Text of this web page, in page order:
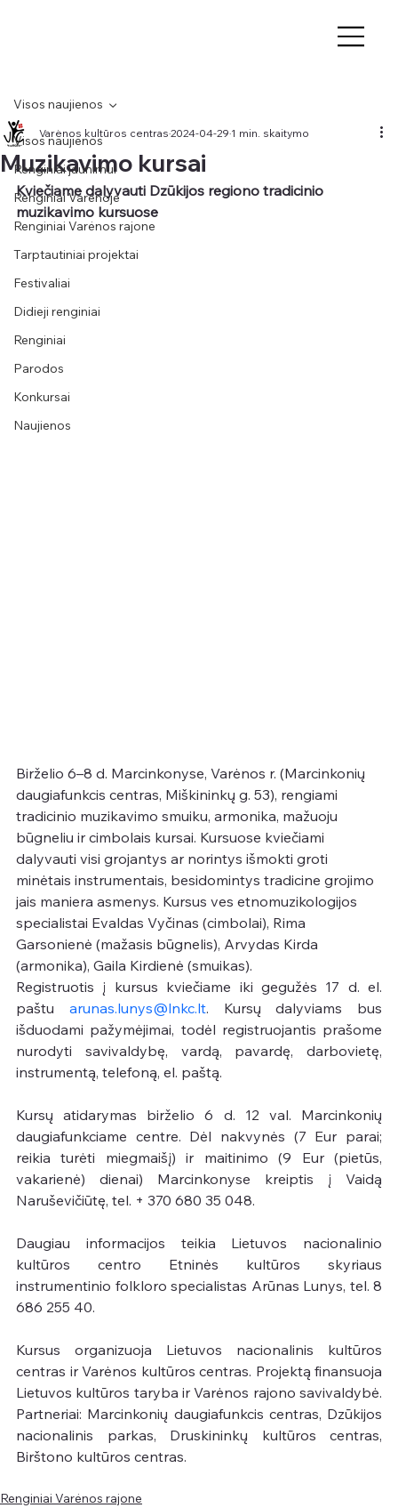
Visos naujienos
Renginiai jaunimui
Renginiai Varėnoje
Renginiai Varėnos rajone
Tarptautiniai projektai
Festivaliai
Didieji renginiai
Renginiai
Parodos
Konkursai
Naujienos
Visos naujienos
Muzikavimo kursai
Varėnos kultūros centras 2024-04-29 1 min. skaitymo
Kviečiame dalyvauti Dzūkijos regiono tradicinio
muzikavimo kursuose
Birželio 6–8 d. Marcinkonyse, Varėnos r. (Marcinkonių
daugiafunkcis centras, Miškininkų g. 53), rengiami
tradicinio muzikavimo smuiku, armonika, mažuoju
būgneliu ir cimbolais kursai. Kursuose kviečiami
dalyvauti visi grojantys ar norintys išmokti groti
minėtais instrumentais, besidomintys tradicine grojimo
jais maniera asmenys. Kursus ves etnomuzikologijos
specialistai Evaldas Vyčinas (cimbolai), Rima
Garsonienė (mažasis būgnelis), Arvydas Kirda
(armonika), Gaila Kirdienė (smuikas).
Registruotis į kursus kviečiame iki gegužės 17 d. el.
paštu arunas.lunys@lnkc.lt. Kursų dalyviams bus
išduodami pažymėjimai, todėl registruojantis prašome
nurodyti savivaldybę, vardą, pavardę, darbovietę,
instrumentą, telefoną, el. paštą.
Kursų atidarymas birželio 6 d. 12 val. Marcinkonių
daugiafunkciame centre. Dėl nakvynės (7 Eur parai;
reikia turėti miegmaišį) ir maitinimo (9 Eur (pietūs,
vakarienė) dienai) Marcinkonyse kreiptis į Vaidą
Naruševičiūtę, tel. + 370 680 35 048.
Daugiau informacijos teikia Lietuvos nacionalinio
kultūros centro Etninės kultūros skyriaus
instrumentinio folkloro specialistas Arūnas Lunys, tel. 8
686 255 40.
Kursus organizuoja Lietuvos nacionalinis kultūros
centras ir Varėnos kultūros centras. Projektą finansuoja
Lietuvos kultūros taryba ir Varėnos rajono savivaldybė.
Partneriai: Marcinkonių daugiafunkcis centras, Dzūkijos
nacionalinis parkas, Druskininkų kultūros centras,
Birštono kultūros centras.
Renginiai Varėnos rajone